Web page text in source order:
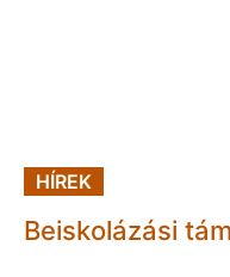
HÍREK
Beiskolázási